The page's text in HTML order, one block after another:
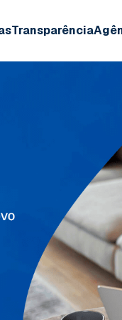
Transparência